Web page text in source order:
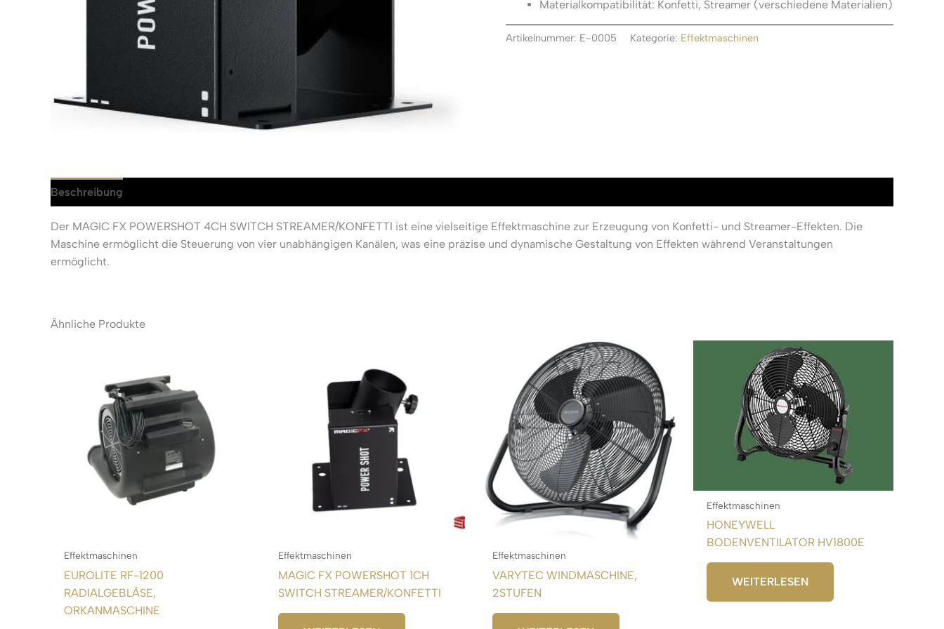
Materialkompatibilität: Konfetti, Streamer (verschiedene Materialien)
Artikelnummer: E-0005 Kategorie: Effektmaschinen
Beschreibung
Der MAGIC FX POWERSHOT 4CH SWITCH STREAMER/KONFETTI ist eine vielseitige Effektmaschine zur Erzeugung von Konfetti- und Streamer-Effekten. Die
Maschine ermöglicht die Steuerung von vier unabhängigen Kanälen, was eine präzise und dynamische Gestaltung von Effekten während Veranstaltungen
ermöglicht.
Ähnliche Produkte
Effektmaschinen
EUROLITE RF-1200
RADIALGEBLÄSE,
ORKANMASCHINE
Effektmaschinen
MAGIC FX POWERSHOT 1CH
SWITCH STREAMER/KONFETTI
Effektmaschinen
VARYTEC WINDMASCHINE,
2STUFEN
Effektmaschinen
HONEYWELL
BODENVENTILATOR HV1800E
WEITERLESEN